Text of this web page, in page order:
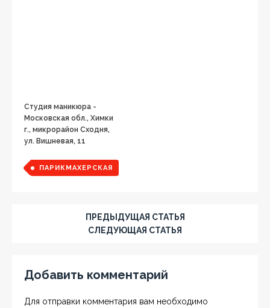
Студия маникюра -
Московская обл., Химки
г., микрорайон Сходня,
ул. Вишневая, 11
ПАРИКМАХЕРСКАЯ
ПРЕДЫДУЩАЯ СТАТЬЯ
СЛЕДУЮЩАЯ СТАТЬЯ
Добавить комментарий
Для отправки комментария вам необходимо